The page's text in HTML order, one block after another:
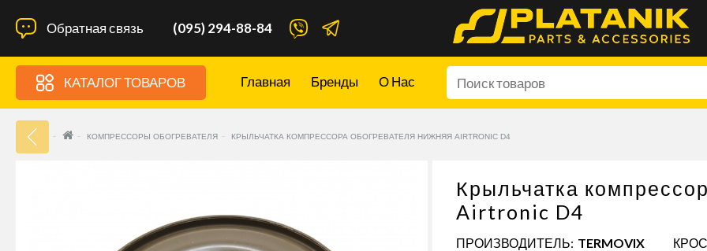
Обратная связь (095) 294-88-84
КАТАЛОГ ТОВАРОВ Главная Бренды О Нас
КОМПРЕССОРЫ ОБОГРЕВАТЕЛЯ КРЫЛЬЧАТКА КОМПРЕССОРА ОБОГРЕВАТЕЛЯ НИЖНЯЯ AIRTRONIC D4
Крыльчатка
Airtronic D4
ПРОИЗВОДИТЕЛЬ: TERMOVIX